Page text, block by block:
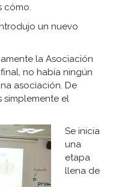
cómo.
un nuevo
la Asociación
no había ningún
asociación. De
simplemente el
Se inicia
una
etapa
llena de